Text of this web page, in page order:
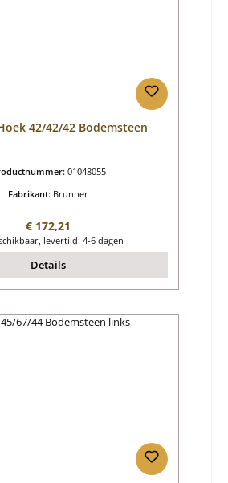
42/42/42 Bodemsteen
01048055
Fabrikant: Brunner
Normale prijs:
€ 172,21
levertijd: 4-6 dagen
Details